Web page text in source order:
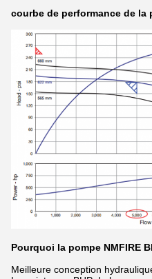
courbe de performance de la
Pourquoi la pompe NMFIRE
Meilleure conception